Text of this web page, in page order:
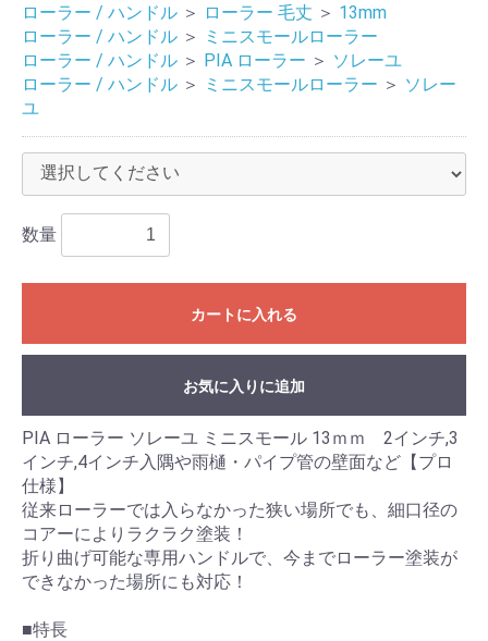
ローラー / ハンドル ＞ ローラー 毛丈 ＞ 13mm
ローラー / ハンドル ＞
ミニスモールローラー
ローラー / ハンドル ＞ PIA ローラー ＞ ソレーユ
ローラー / ハンドル ＞ ミニスモールローラー ＞ ソレー
ユ
数量
カートに入れる
お気に入りに追加
PIA ローラー ソレーユ ミニスモール 13ｍｍ 2インチ,3
インチ,4インチ入隅や雨樋・パイプ管の壁面など【プロ
仕様】
従来ローラーでは入らなかった狭い場所でも、細口径の
コアーによりラクラク塗装！
折り曲げ可能な専用ハンドルで、今までローラー塗装が
できなかった場所にも対応！
■特長